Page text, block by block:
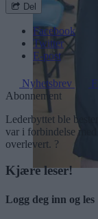
Del
Facebook
Twitter
E-post
Nyhetsbrev
Abonnement
Lederbyttet ble
var i forbindelse med
overlevert. ?
Kjære leser!
Logg deg inn og les